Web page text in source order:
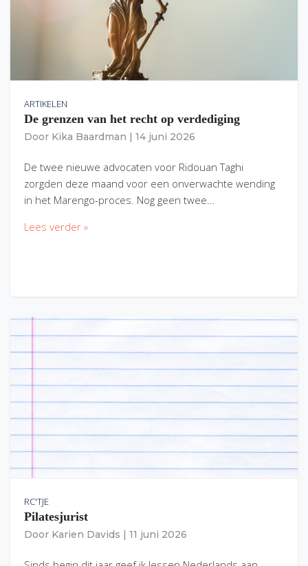
ARTIKELEN
De grenzen van het recht op verdediging
Door Kika Baardman 14 juni 2026
De twee nieuwe advocaten voor Ridouan Taghi
zorgden deze maand voor een onverwachte wending
in het Marengo-proces. Nog geen twee…
Lees verder »
RC'TJE
Pilatesjurist
Door Karien Davids 11 juni 2026